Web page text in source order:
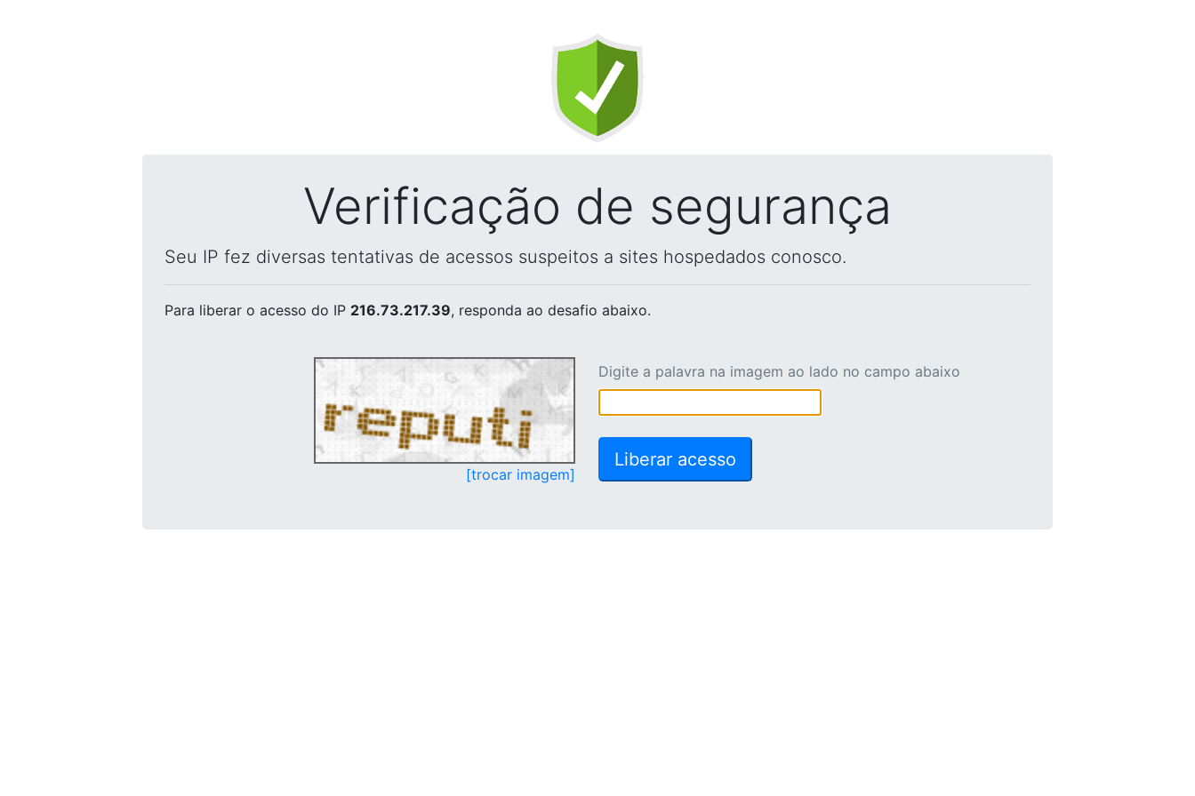
Verificação de segurança
Seu IP fez diversas tentativas de acessos suspeitos a sites hospedados conosco.
Para liberar o acesso do IP 216.73.217.39, responda ao desafio abaixo.
[trocar imagem]
Digite a palavra na imagem ao lado no campo abaixo